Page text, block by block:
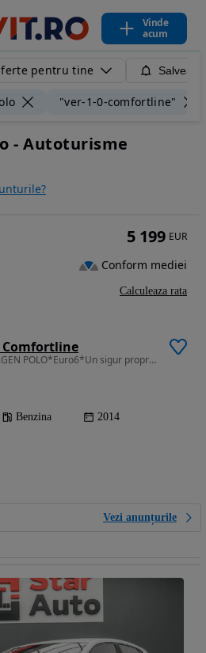
Vinde
acum
pentru tine
"ver-1-0-comfortline"
- Autoturisme
Comfortline
999 cm3 • 75 CP • #VOLKSWAGEN POLO*Euro6*Un sigur proprietar Germania*GARANTIE 12 luni#
Benzina 2014
Vezi anunțurile
5 199 EUR
Conform mediei
Calculeaza rata